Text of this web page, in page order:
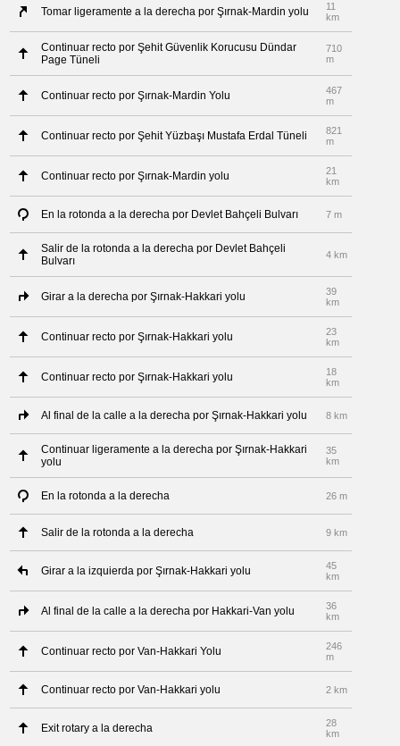
Tomar ligeramente a la derecha por Şırnak-Mardin yolu
11
km
Continuar recto por Şehit Güvenlik Korucusu Dündar
Page Tüneli
710
m
Continuar recto por Şırnak-Mardin Yolu
467
m
Continuar recto por Şehit Yüzbaşı Mustafa Erdal Tüneli
821
m
Continuar recto por Şırnak-Mardin yolu
21
km
En la rotonda a la derecha por Devlet Bahçeli Bulvarı 7 m
Salir de la rotonda a la derecha por Devlet Bahçeli
Bulvarı
4 km
Girar a la derecha por Şırnak-Hakkari yolu
39
km
Continuar recto por Şırnak-Hakkari yolu
23
km
Continuar recto por Şırnak-Hakkari yolu
18
km
Al final de la calle a la derecha por Şırnak-Hakkari yolu 8 km
Continuar ligeramente a la derecha por Şırnak-Hakkari
yolu
35
km
En la rotonda a la derecha 26 m
Salir de la rotonda a la derecha 9 km
Girar a la izquierda por Şırnak-Hakkari yolu
45
km
Al final de la calle a la derecha por Hakkari-Van yolu
36
km
Continuar recto por Van-Hakkari Yolu
246
m
Continuar recto por Van-Hakkari yolu 2 km
Exit rotary a la derecha
28
km